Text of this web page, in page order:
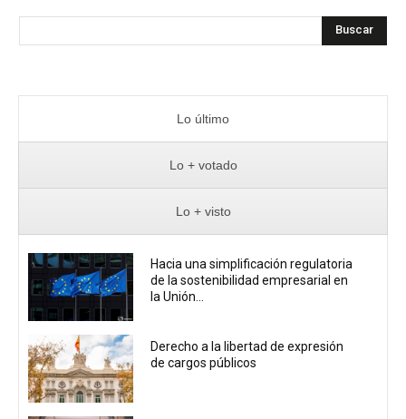
Buscar
Lo último
Lo + votado
Lo + visto
Hacia una simplificación regulatoria
de la sostenibilidad empresarial en
la Unión...
Derecho a la libertad de expresión
de cargos públicos